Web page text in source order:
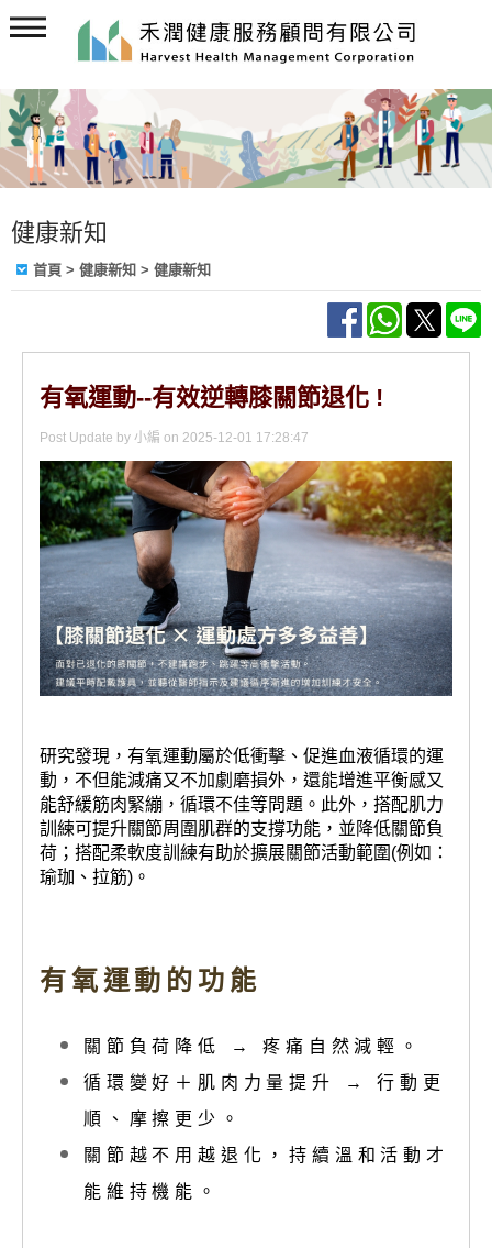
健康新知
首頁 > 健康新知 > 健康新知
有氧運動--有效逆轉膝關節退化 !
Post Update by 小編 on 2025-12-01 17:28:47
研究發現，有氧運動屬於低衝擊、促進血液循環的運
動，不但能減痛又不加劇磨損外，還能增進平衡感又
能舒緩筋肉緊繃，循環不佳等問題。此外，搭配肌力
訓練可提升關節周圍肌群的支撐功能，並降低關節負
荷；搭配柔軟度訓練有助於擴展關節活動範圍(例如：
瑜珈、拉筋)。
有氧運動的功能
關節負荷降低 → 疼痛自然減輕。
循環變好＋肌肉力量提升 → 行動更
順、摩擦更少。
關節越不用越退化，持續溫和活動才
能維持機能。